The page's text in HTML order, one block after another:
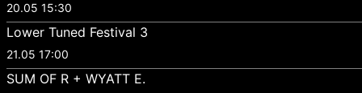
20.05 15:30
Lower Tuned Festival 3
21.05 17:00
SUM OF R + WYATT E.